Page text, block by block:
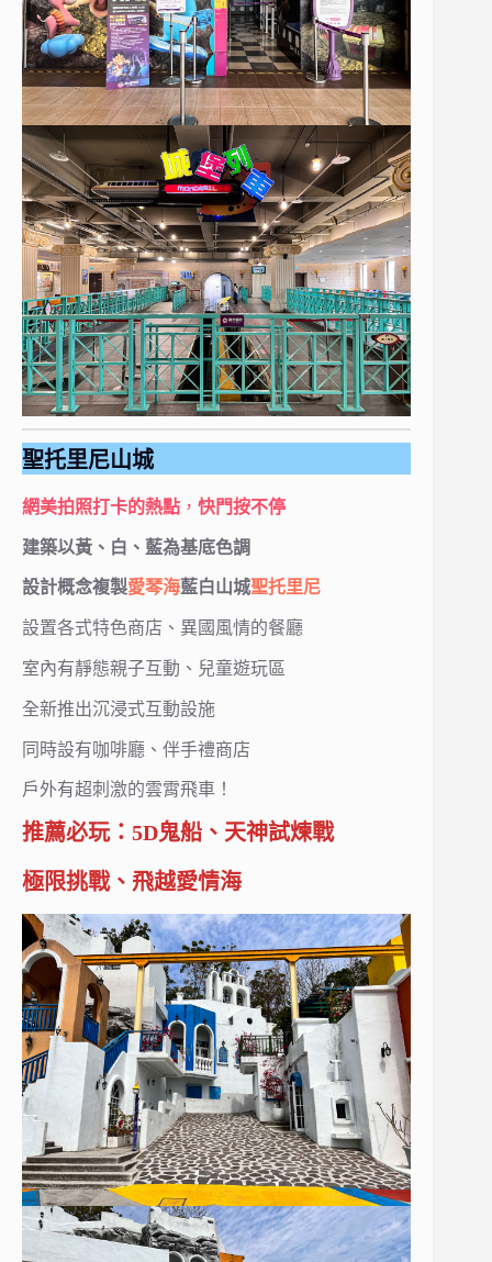
聖托里尼山城
網美拍照打卡的熱點 ， 快門按不停
建築以黃、白、藍為基底色調
設計概念複製愛琴海藍白山城聖托里尼
設置各式特色商店、異國風情的餐廳
室內有靜態親子互動、兒童遊玩區
全新推出沉浸式互動設施
同時設有咖啡廳、伴手禮商店
戶外有超刺激的雲霄飛車！
推薦必玩：5D鬼船、天神試煉戰
極限挑戰、飛越愛情海